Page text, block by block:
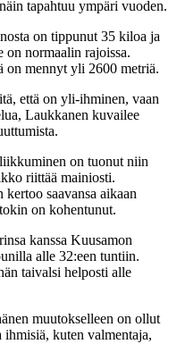
tapahtuu ympäri vuoden.
on tippunut 35 kiloa ja
on normaalin rajoissa.
on mennyt yli 2600 metriä.
että on yli-ihminen, vaan
Laukkanen kuvailee
on tuonut niin
riittää mainiosti.
saavansa aikaan
on kohentunut.
kanssa Kuusamon
alle 32:een tuntiin.
taivalsi helposti alle
muutokselleen on ollut
kuten valmentaja,